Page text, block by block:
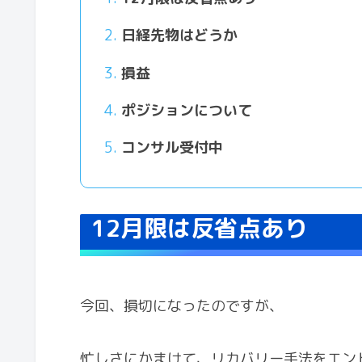
日経先物はどうか
損益
ポジションについて
コンサル受付中
12月限は反省点あり
今回、損切になったのですが、